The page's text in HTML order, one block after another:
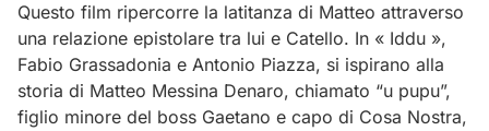
Questo film ripercorre la latitanza di Matteo attraverso
una relazione epistolare tra lui e Catello. In « Iddu »,
Fabio Grassadonia e Antonio Piazza, si ispirano alla
storia di Matteo Messina Denaro, chiamato “u pupu”,
figlio minore del boss Gaetano e capo di Cosa Nostra,